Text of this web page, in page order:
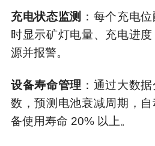
充电状态监测 ：每个充电
时显示矿灯电量、充电进
源并报警。
设备寿命管理 ：通过大数
数，预测电池衰减周期，
备使用寿命 20% 以上。